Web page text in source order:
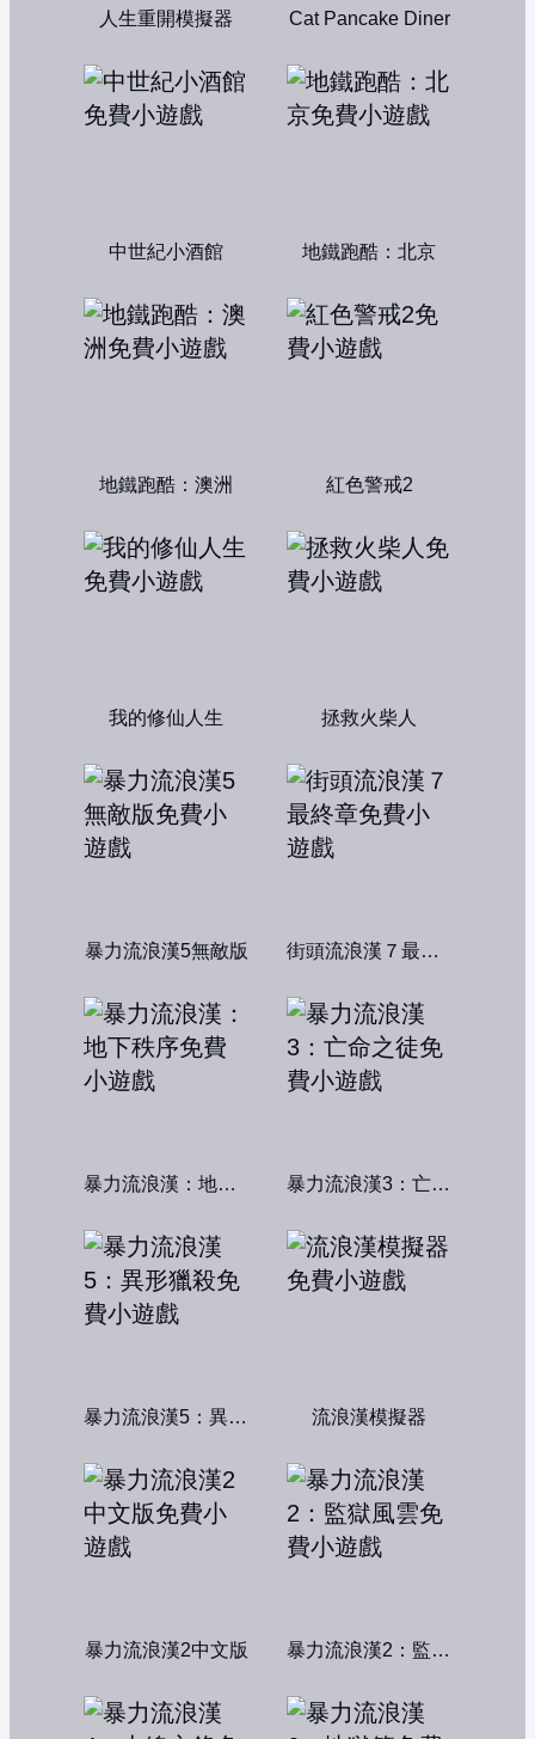
人生重開模擬器 Cat Pancake Diner
中世紀小酒館 地鐵跑酷：北京
地鐵跑酷：澳洲 紅色警戒2
我的修仙人生 拯救火柴人
暴力流浪漢5無敵版 街頭流浪漢７最終章
暴力流浪漢：地下秩序 暴力流浪漢3：亡命之徒
暴力流浪漢5：異形獵殺 流浪漢模擬器
暴力流浪漢2中文版 暴力流浪漢2：監獄風雲